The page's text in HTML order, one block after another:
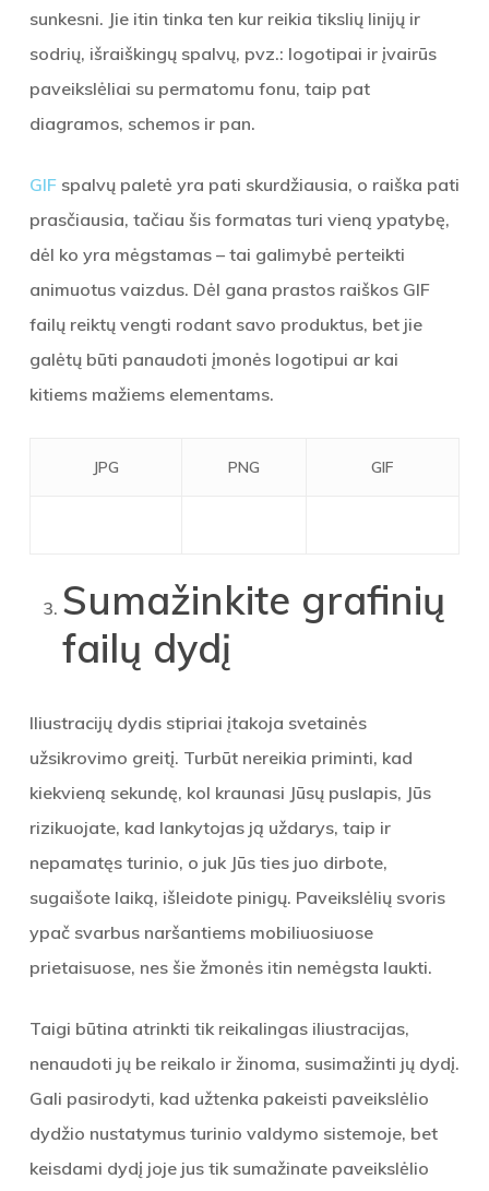
sunkesni. Jie itin tinka ten kur reikia tikslių linijų ir
sodrių, išraiškingų spalvų, pvz.: logotipai ir įvairūs
paveikslėliai su permatomu fonu, taip pat
diagramos, schemos ir pan.
GIFspalvų paletė yra pati skurdžiausia, o raiška pati
prasčiausia, tačiau šis formatas turi vieną ypatybę,
dėl ko yra mėgstamas – tai galimybė perteikti
animuotus vaizdus. Dėl gana prastos raiškos GIF
failų reiktų vengti rodant savo produktus, bet jie
galėtų būti panaudoti įmonės logotipui ar kai
kitiems mažiems elementams.
JPG PNG GIF
Sumažinkite grafinių
failų dydį
Iliustracijų dydis stipriai įtakoja svetainės
užsikrovimo greitį. Turbūt nereikia priminti, kad
kiekvieną sekundę, kol kraunasi Jūsų puslapis, Jūs
rizikuojate, kad lankytojas ją uždarys, taip ir
nepamatęs turinio, o juk Jūs ties juo dirbote,
sugaišote laiką, išleidote pinigų. Paveikslėlių svoris
ypač svarbus naršantiems mobiliuosiuose
prietaisuose, nes šie žmonės itin nemėgsta laukti.
Taigi būtina atrinkti tik reikalingas iliustracijas,
nenaudoti jų be reikalo ir žinoma, susimažinti jų dydį.
Gali pasirodyti, kad užtenka pakeisti paveikslėlio
dydžio nustatymus turinio valdymo sistemoje, bet
keisdami dydį joje jus tik sumažinate paveikslėlio